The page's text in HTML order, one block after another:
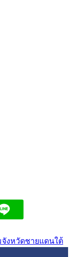
จังหวัดชายแดนใต้